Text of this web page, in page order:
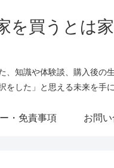
を買うとは
知識や体験談、購入後
をした」と思える未来を手
・免責事項 お問